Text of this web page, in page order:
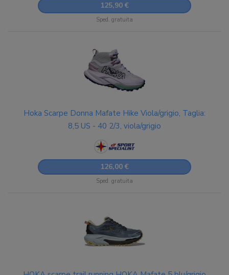
125,90 €
Sped. gratuita
Hoka Scarpe Donna Mafate Hike Viola/grigio, Taglia:
8,5 US - 40 2/3, viola/grigio
126,00 €
Sped. gratuita